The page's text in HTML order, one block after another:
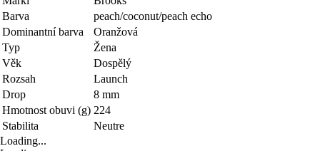
Barva
peach/coconut/peach echo
Dominantní barva
Oranžová
Typ
Žena
Věk
Dospělý
Rozsah
Launch
Drop
8 mm
Hmotnost obuvi (g) 224
Stabilita
Neutre
Loading...